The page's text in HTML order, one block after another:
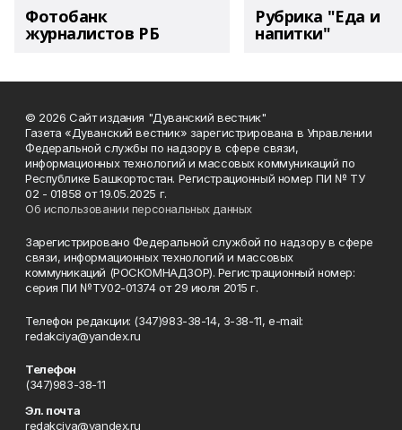
Фотобанк
журналистов РБ
Рубрика "Еда и
напитки"
© 2026 Сайт издания "Дуванский вестник"
Газета «Дуванский вестник» зарегистрирована в Управлении
Федеральной службы по надзору в сфере связи,
информационных технологий и массовых коммуникаций по
Республике Башкортостан. Регистрационный номер ПИ № ТУ
02 - 01858 от 19.05.2025 г.
Об использовании персональных данных
Зарегистрировано Федеральной службой по надзору в сфере
связи, информационных технологий и массовых
коммуникаций (РОСКОМНАДЗОР). Регистрационный номер:
серия ПИ №ТУ02-01374 от 29 июля 2015 г.
Телефон редакции: (347)983-38-14, 3-38-11, e-mail:
redakciya@yandex.ru
Телефон
(347)983-38-11
Эл. почта
redakciya@yandex.ru